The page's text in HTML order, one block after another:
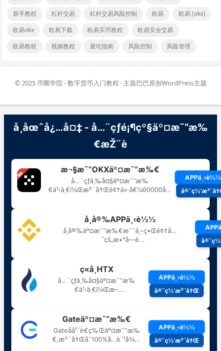
新手教程
杠杆交易 杠杆交易风险控制 欧易
欧易 (okx)
欧易okx
欧易下载 欧易买币教程
欧易安全交易
欧易教程
视频教程 避坑指南 风险控制 风险管理
© 2025币圈学院 - 数字货币入门教程 · 主题巴巴原创WordPress主题